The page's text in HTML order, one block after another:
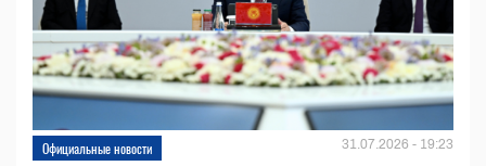
Официальные новости 31.07.2026 - 19:23